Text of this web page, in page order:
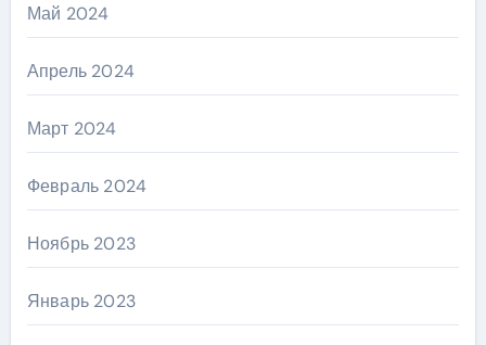
Май 2024
Апрель 2024
Март 2024
Февраль 2024
Ноябрь 2023
Январь 2023